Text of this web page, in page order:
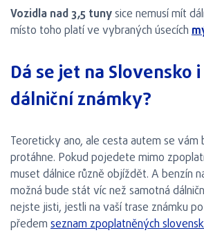
Vozidla nad 3,5 tunysice nemusí mít
místo toho platí ve vybraných úsecích
Dá se jet na Slovensko
dálniční známky?
Teoreticky ano, ale cesta autem se vám
protáhne. Pokud pojedete mimo
muset dálnice různě objíždět. A benzín
možná bude stát víc než samotná
nejste jisti, jestli na vaší trase známku
předem seznam zpoplatněných